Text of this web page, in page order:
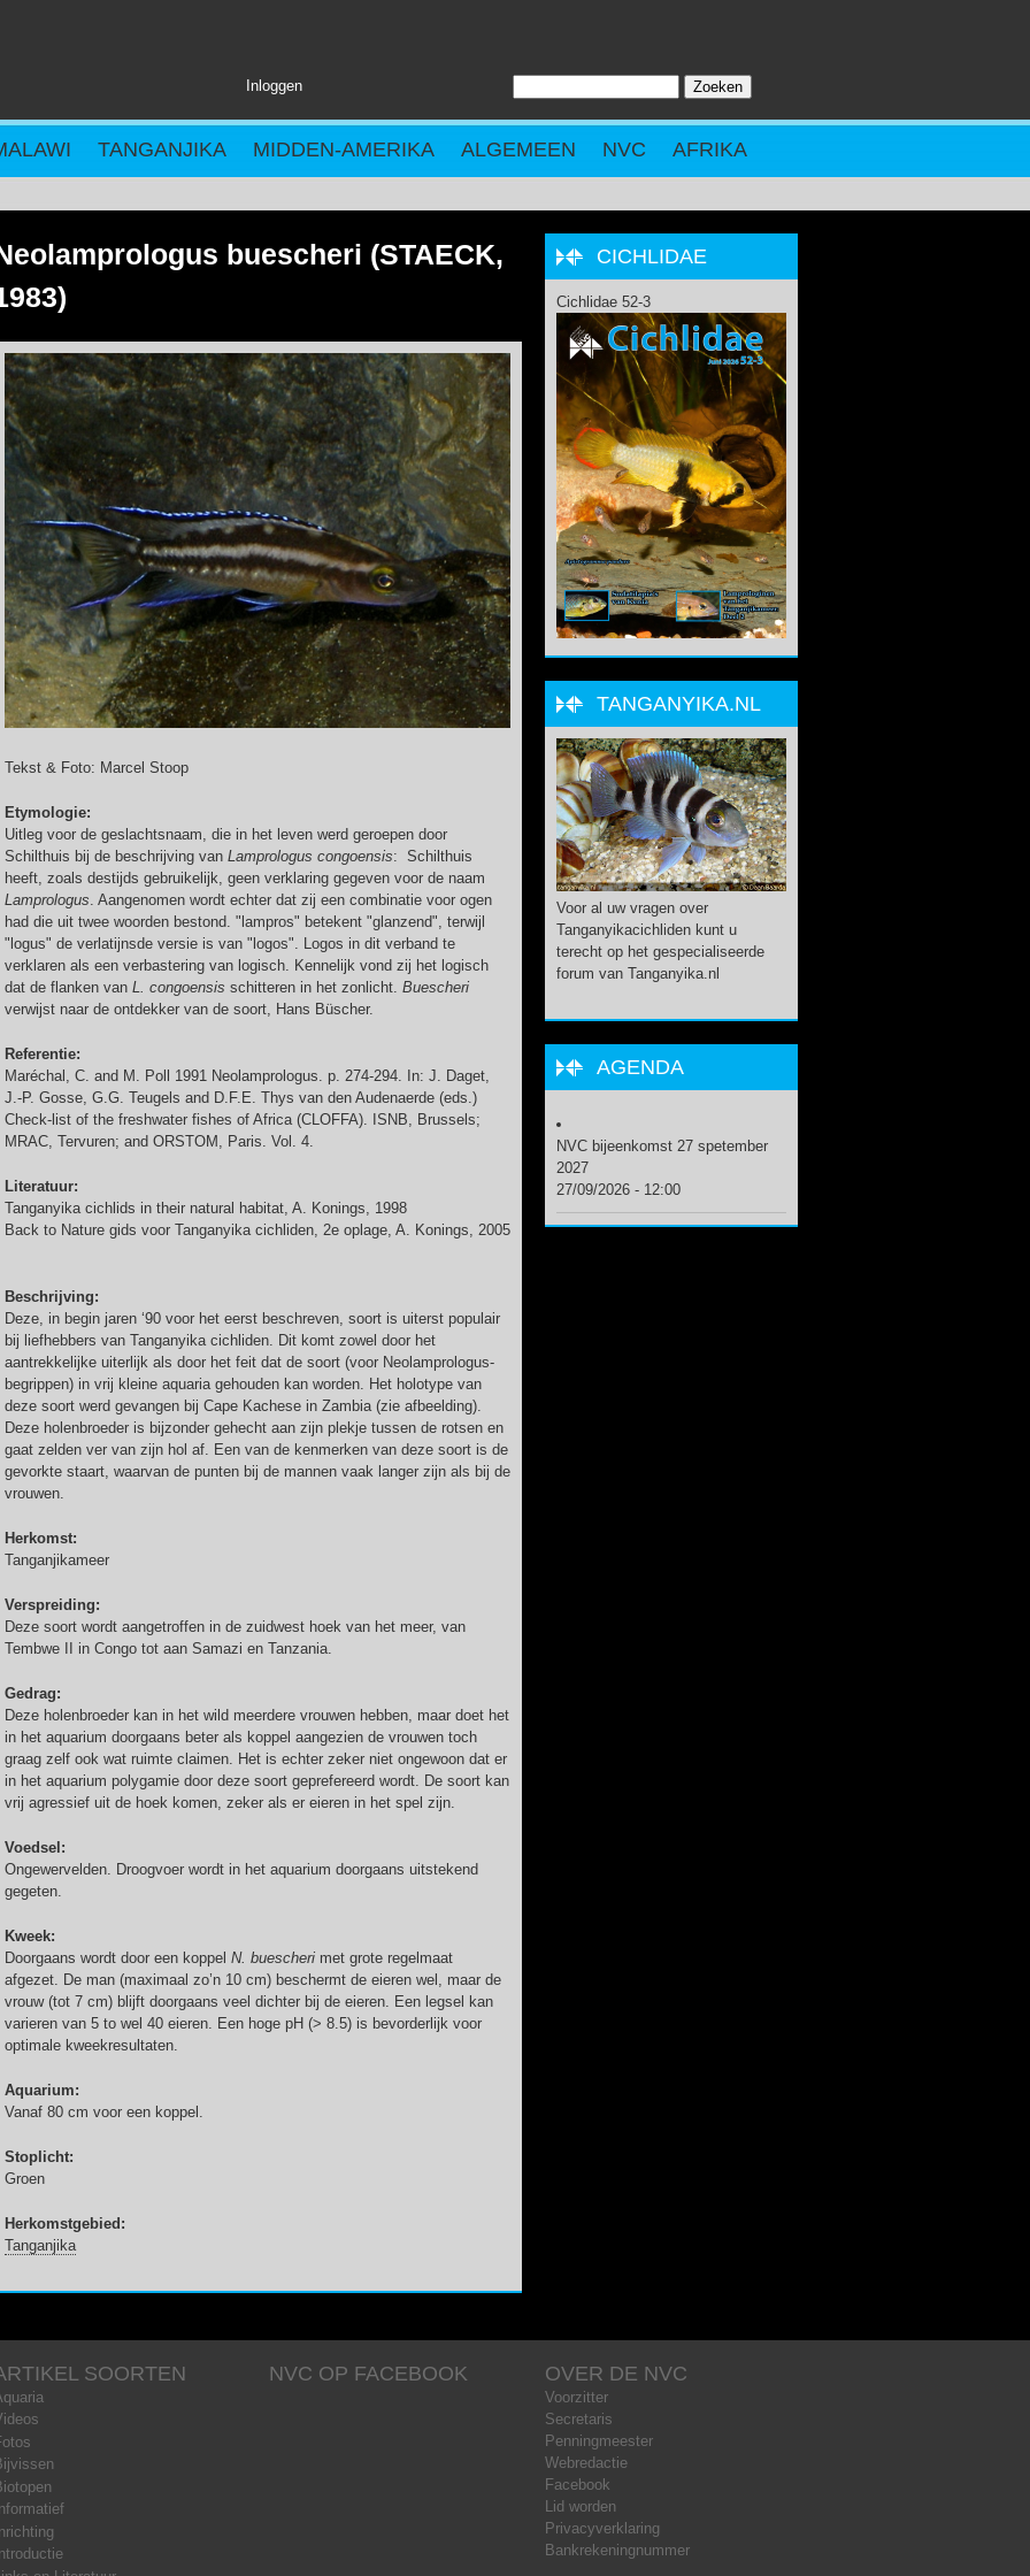
Inloggen
ZOEKVELD
TANGANJIKA MIDDEN-AMERIKA ALGEMEEN NVC AFRIKA
buescheri (STAECK,
Tekst & Foto: Marcel Stoop
Etymologie:
Uitleg voor de geslachtsnaam, die in het leven werd geroepen door
Schilthuis bij de beschrijving van Lamprologus congoensis: Schilthuis
heeft, zoals destijds gebruikelijk, geen verklaring gegeven voor de naam
Lamprologus. Aangenomen wordt echter dat zij een combinatie voor ogen
had die uit twee woorden bestond. "lampros" betekent "glanzend", terwijl
"logus" de verlatijnsde versie is van "logos". Logos in dit verband te
verklaren als een verbastering van logisch. Kennelijk vond zij het logisch
dat de flanken van L. congoensis schitteren in het zonlicht. Buescheri
verwijst naar de ontdekker van de soort, Hans Büscher.
Referentie:
Maréchal, C. and M. Poll 1991 Neolamprologus. p. 274-294. In: J. Daget,
J.-P. Gosse, G.G. Teugels and D.F.E. Thys van den Audenaerde (eds.)
Check-list of the freshwater fishes of Africa (CLOFFA). ISNB, Brussels;
MRAC, Tervuren; and ORSTOM, Paris. Vol. 4.
Literatuur:
Tanganyika cichlids in their natural habitat, A. Konings, 1998
Back to Nature gids voor Tanganyika cichliden, 2e oplage, A. Konings, 2005
Beschrijving:
Deze, in begin jaren ‘90 voor het eerst beschreven, soort is uiterst populair
bij liefhebbers van Tanganyika cichliden. Dit komt zowel door het
aantrekkelijke uiterlijk als door het feit dat de soort (voor Neolamprologus-
begrippen) in vrij kleine aquaria gehouden kan worden. Het holotype van
deze soort werd gevangen bij Cape Kachese in Zambia (zie afbeelding).
Deze holenbroeder is bijzonder gehecht aan zijn plekje tussen de rotsen en
gaat zelden ver van zijn hol af. Een van de kenmerken van deze soort is de
gevorkte staart, waarvan de punten bij de mannen vaak langer zijn als bij de
vrouwen.
Herkomst:
Tanganjikameer
Verspreiding:
Deze soort wordt aangetroffen in de zuidwest hoek van het meer, van
Tembwe II in Congo tot aan Samazi en Tanzania.
Gedrag:
Deze holenbroeder kan in het wild meerdere vrouwen hebben, maar doet het
in het aquarium doorgaans beter als koppel aangezien de vrouwen toch
graag zelf ook wat ruimte claimen. Het is echter zeker niet ongewoon dat er
in het aquarium polygamie door deze soort geprefereerd wordt. De soort kan
vrij agressief uit de hoek komen, zeker als er eieren in het spel zijn.
Voedsel:
Ongewervelden. Droogvoer wordt in het aquarium doorgaans uitstekend
gegeten.
Kweek:
Doorgaans wordt door een koppel N. buescheri met grote regelmaat
afgezet. De man (maximaal zo’n 10 cm) beschermt de eieren wel, maar de
vrouw (tot 7 cm) blijft doorgaans veel dichter bij de eieren. Een legsel kan
varieren van 5 to wel 40 eieren. Een hoge pH (> 8.5) is bevorderlijk voor
optimale kweekresultaten.
Aquarium:
Vanaf 80 cm voor een koppel.
Stoplicht:
Groen
Herkomstgebied:
Tanganjika
CICHLIDAE
Cichlidae 52-3
TANGANYIKA.NL
Voor al uw vragen over
Tanganyikacichliden kunt u
terecht op het gespecialiseerde
forum van Tanganyika.nl
AGENDA
NVC bijeenkomst 27 spetember
2027
27/09/2026 - 12:00
SOORTEN
Informatief
Introductie
NVC OP FACEBOOK OVER DE NVC
Voorzitter
Secretaris
Penningmeester
Webredactie
Facebook
Lid worden
Privacyverklaring
Bankrekeningnummer